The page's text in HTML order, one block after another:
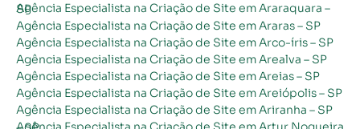
Agência Especialista na Criação de Site em Araraquara – SP
Agência Especialista na Criação de Site em Araras – SP
Agência Especialista na Criação de Site em Arco-íris – SP
Agência Especialista na Criação de Site em Arealva – SP
Agência Especialista na Criação de Site em Areias – SP
Agência Especialista na Criação de Site em Areiópolis – SP
Agência Especialista na Criação de Site em Ariranha – SP